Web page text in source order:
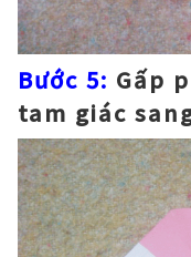
Bước 5: Gấp
tam giác